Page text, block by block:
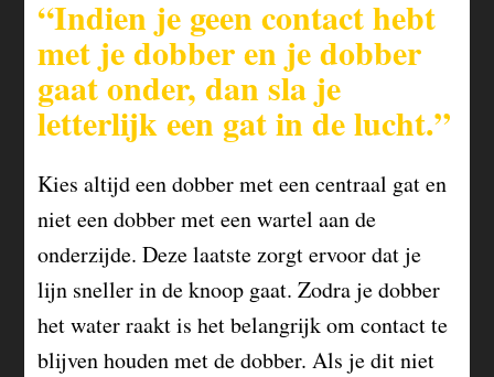
“Indien je geen contact hebt
met je dobber en je dobber
gaat onder, dan sla je
letterlijk een gat in de lucht.”
Kies altijd een dobber met een centraal gat en
niet een dobber met een wartel aan de
onderzijde. Deze laatste zorgt ervoor dat je
lijn sneller in de knoop gaat. Zodra je dobber
het water raakt is het belangrijk om contact te
blijven houden met de dobber. Als je dit niet